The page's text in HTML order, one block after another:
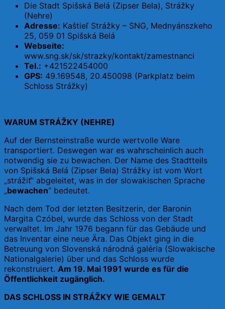
Die Stadt Spišská Belá (Zipser Bela), Strážky
(Nehre)
Adresse: Kaštieľ Strážky – SNG, Mednyánszkeho
25, 059 01 Spišská Belá
Webseite:
www.sng.sk/sk/strazky/kontakt/zamestnanci
Tel.: +421522454000
GPS: 49.169548, 20.450098 (Parkplatz beim
Schloss Strážky)
WARUM STRÁŽKY (NEHRE)
Auf der Bernsteinstraße wurde wertvolle Ware
transportiert. Deswegen war es wahrscheinlich auch
notwendig sie zu bewachen. Der Name des Stadtteils
von Spišská Belá (Zipser Bela) Strážky ist vom Wort
„strážiť“ abgeleitet, was in der slowakischen Sprache
„bewachen“ bedeutet.
Nach dem Tod der letzten Besitzerin, der Baronin
Margita Czóbel, wurde das Schloss von der Stadt
verwaltet. Im Jahr 1976 begann für das Gebäude und
das Inventar eine neue Ära. Das Objekt ging in die
Betreuung von Slovenská národná galéria (Slowakische
Nationalgalerie) über und das Schloss wurde
rekonstruiert. Am 19. Mai 1991 wurde es für die
Öffentlichkeit zugänglich.
DAS SCHLOSS IN STRÁŽKY WIE GEMALT